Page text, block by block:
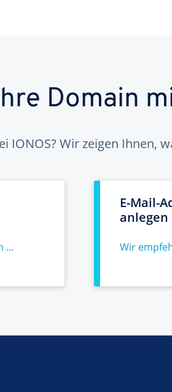
Domain
IONOS? Wir zeigen Ihnen,
...
E-Mail-
anlegen
Wir